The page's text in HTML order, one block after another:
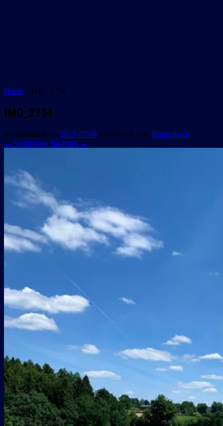
Home » IMG_2754
IMG_2754
Veröffentlicht am 2019-07-042019-07-04 von Bütgenbach
← Vorheriges Nächstes →